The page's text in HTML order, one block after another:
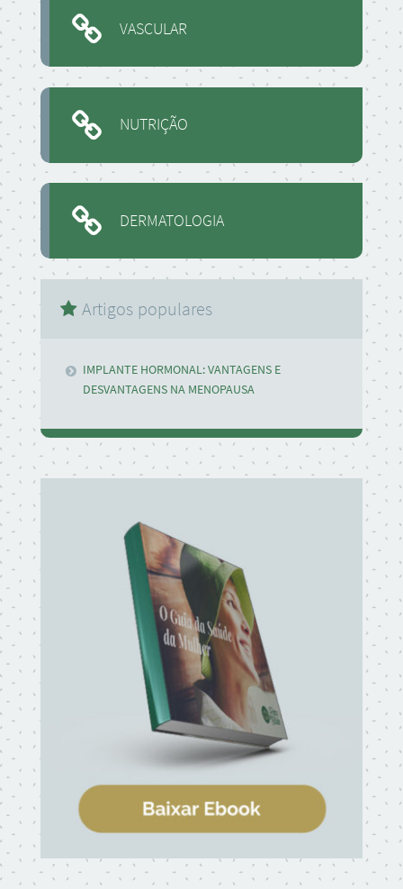
VASCULAR
NUTRIÇÃO
DERMATOLOGIA
Artigos populares
IMPLANTE HORMONAL: VANTAGENS E
DESVANTAGENS NA MENOPAUSA